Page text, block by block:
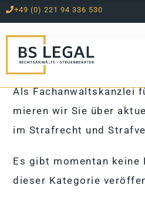
Zum
Inhalt
springen
+49 (0) 221 94 336 530
Als Fach­an­walts­kanz­lei
mie­ren wir Sie über
im Straf­recht und
Es gibt momentan keine
dieser Kategorie